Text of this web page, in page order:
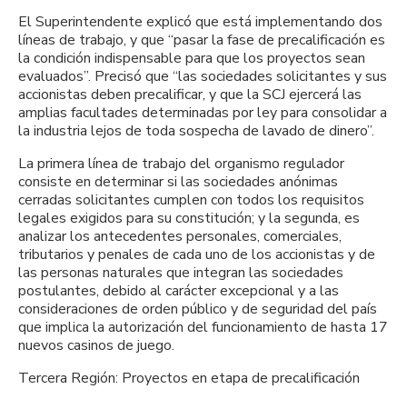
El Superintendente explicó que está implementando dos
líneas de trabajo, y que “pasar la fase de precalificación es
la condición indispensable para que los proyectos sean
evaluados”. Precisó que “las sociedades solicitantes y sus
accionistas deben precalificar, y que la SCJ ejercerá las
amplias facultades determinadas por ley para consolidar a
la industria lejos de toda sospecha de lavado de dinero”.
La primera línea de trabajo del organismo regulador
consiste en determinar si las sociedades anónimas
cerradas solicitantes cumplen con todos los requisitos
legales exigidos para su constitución; y la segunda, es
analizar los antecedentes personales, comerciales,
tributarios y penales de cada uno de los accionistas y de
las personas naturales que integran las sociedades
postulantes, debido al carácter excepcional y a las
consideraciones de orden público y de seguridad del país
que implica la autorización del funcionamiento de hasta 17
nuevos casinos de juego.
Tercera Región: Proyectos en etapa de precalificación